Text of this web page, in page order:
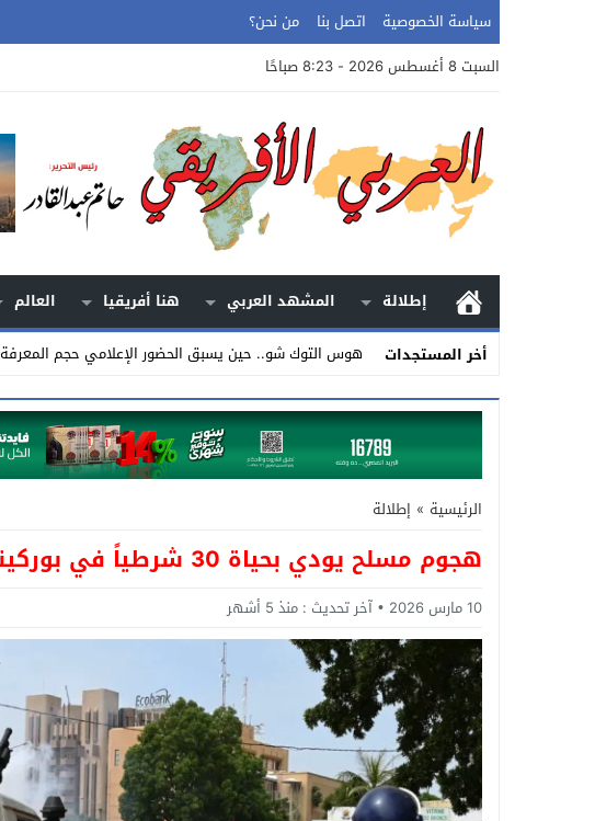
سياسة الخصوصية اتصل بنا
من نحن؟
السبت 8 أغسطس 2026 - 8:23 صباحًا
إطلالة المشهد العربي هنا أفريقيا العالم
أخر المستجدات
هوس التوك شو.. حين يسبق الحضور الإعلامي حجم المعرفة
Stop
Previous
Next
الرئيسية » إطلالة
هجوم مسلح يودي بحياة 30 شرطياً في بوركينا فاسو
10 مارس 2026 آخر تحديث : منذ 5 أشهر